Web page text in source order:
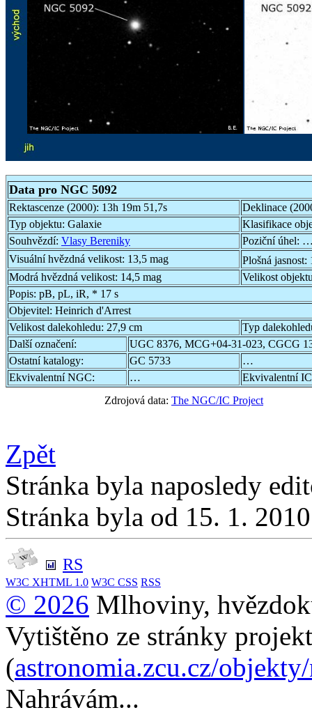
Data pro NGC 5092
Rektascenze (2000): 13h 19m 51,7s
Deklinace
Typ objektu: Galaxie
Klasifikace
Souhvězdí: Vlasy Bereniky Poziční úhel: …
Visuální hvězdná velikost: 13,5 mag Plošná jasnost:
Modrá hvězdná velikost: 14,5 mag
Velikost
Popis: pB, pL, iR, * 17 s
Objevitel: Heinrich d'Arrest
Velikost dalekohledu: 27,9 cm
Typ
Další označení:
UGC 8376, MCG+04-31-023, CGCG
Ostatní katalogy:
GC 5733
…
Ekvivalentní NGC:
…
Ekvivalentní
Zdrojová data: The NGC/IC Project
Zpět
Stránka byla naposledy
Stránka byla od 15. 1.
RS
W3C XHTML 1.0 W3C CSS RSS
© 2026 Mlhoviny,
Vytištěno ze stránky
(astronomia.zcu.cz/
Nahrávám...